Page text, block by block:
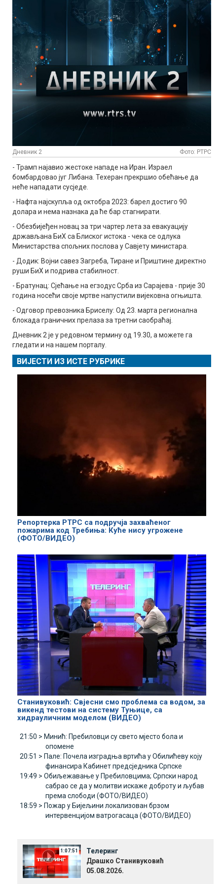
Дневник 2 Фото: РТРС
- Трамп најавио жестоке нападе на Иран. Израел
бомбардовао југ Либана. Техеран прекршио обећање да
неће нападати сусједе.
- Нафта најскупља од октобра 2023: барел достиго 90
долара и нема назнака да ће бар стагнирати.
- Обезбијеђен новац за три чартер лета за евакуацију
држављана БиХ са Блиског истока - чека се одлука
Министарства спољних послова у Савјету министара.
- Додик: Војни савез Загреба, Тиране и Приштине директно
руши БиХ и подрива стабилност.
- Братунац: Сјећање на егзодус Срба из Сарајева - прије 30
година носећи своје мртве напустили вијековна огњишта.
- Одговор превозника Бриселу: Од 23. марта регионална
блокада граничних прелаза за третни саобраћај.
Дневник 2 је у редовном термину од 19.30, а можете га
гледати и на нашем порталу.
ВИЈЕСТИ ИЗ ИСТЕ РУБРИКЕ
Репортерка РТРС са подручја захваћеног
пожарима код Требиња: Куће нису угрожене
(ФОТО/ВИДЕО)
Станивуковић: Свјесни смо проблема са водом, за
викенд тестови на систему Туњице, са
хидрауличним моделом (ВИДЕО)
21:50 > Минић: Пребиловци су свето мјесто бола и
опомене
20:51 > Пале: Почела изградња вртића у Обилићеву коју
финансира Кабинет предсједника Српске
19:49 > Обиљежавање у Пребиловцима; Српски народ
сабрао се да у молитви искаже доброту и љубав
према слободи (ФОТО/ВИДЕО)
18:59 > Пожар у Бијељини локализован брзом
интервенцијом ватрогасаца (ФОТО/ВИДЕО)
1:07:51
Телеринг
Драшко Станивуковић
05.08.2026.